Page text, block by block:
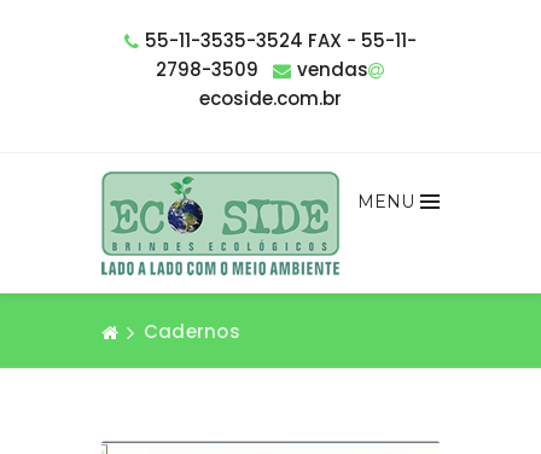
55-11-3535-3524 FAX - 55-11-
2798-3509
vendas
ecoside.com.br
MENU
Cadernos